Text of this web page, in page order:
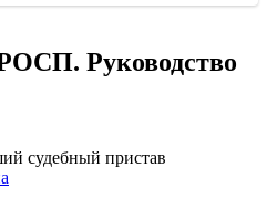
Руководство
судебный пристав